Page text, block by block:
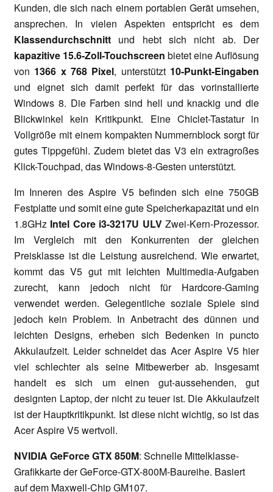
Kunden, die sich nach einem portablen Gerät umsehen,
ansprechen. In vielen Aspekten entspricht es dem
Klassendurchschnitt und hebt sich nicht ab. Der
kapazitive 15.6-Zoll-Touchscreen bietet eine Auflösung
von 1366 x 768 Pixel, unterstützt 10-Punkt-Eingaben
und eignet sich damit perfekt für das vorinstallierte
Windows 8. Die Farben sind hell und knackig und die
Blickwinkel kein Kritikpunkt. Eine Chiclet-Tastatur in
Vollgröße mit einem kompakten Nummernblock sorgt für
gutes Tippgefühl. Zudem bietet das V3 ein extragroßes
Klick-Touchpad, das Windows-8-Gesten unterstützt.
Im Inneren des Aspire V5 befinden sich eine 750GB
Festplatte und somit eine gute Speicherkapazität und ein
1.8GHz Intel Core i3-3217U ULVZwei-Kern-Prozessor.
Im Vergleich mit den Konkurrenten der gleichen
Preisklasse ist die Leistung ausreichend. Wie erwartet,
kommt das V5 gut mit leichten Multimedia-Aufgaben
zurecht, kann jedoch nicht für Hardcore-Gaming
verwendet werden. Gelegentliche soziale Spiele sind
jedoch kein Problem. In Anbetracht des dünnen und
leichten Designs, erheben sich Bedenken in puncto
Akkulaufzeit. Leider schneidet das Acer Aspire V5 hier
viel schlechter als seine Mitbewerber ab. Insgesamt
handelt es sich um einen gut-aussehenden, gut
designten Laptop, der nicht zu teuer ist. Die Akkulaufzeit
ist der Hauptkritikpunkt. Ist diese nicht wichtig, so ist das
Acer Aspire V5 wertvoll.
NVIDIA GeForce GTX 850M: Schnelle Mittelklasse-
Grafikkarte der GeForce-GTX-800M-Baureihe. Basiert
auf dem Maxwell-Chip GM107.